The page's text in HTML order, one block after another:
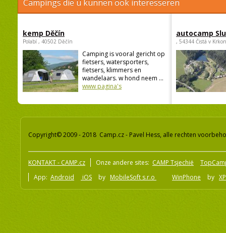
Campings die u kunnen ook interesseren
kemp Děčín
Polabí , 40502 Děčín
Camping is vooral gericht op
fietsers, watersporters,
fietsers, klimmers en
wandelaars. w hond neem ...
www pagina's
autocamp
, 54344 Čistá v
Copyright© 2009 - 2018 Camp.cz - Pavel Hess, alle rechten
KONTAKT - CAMP.cz Onze andere sites: CAMP Tsjechië
App: Android iOS by MobileSoft s.r.o WinPhone by